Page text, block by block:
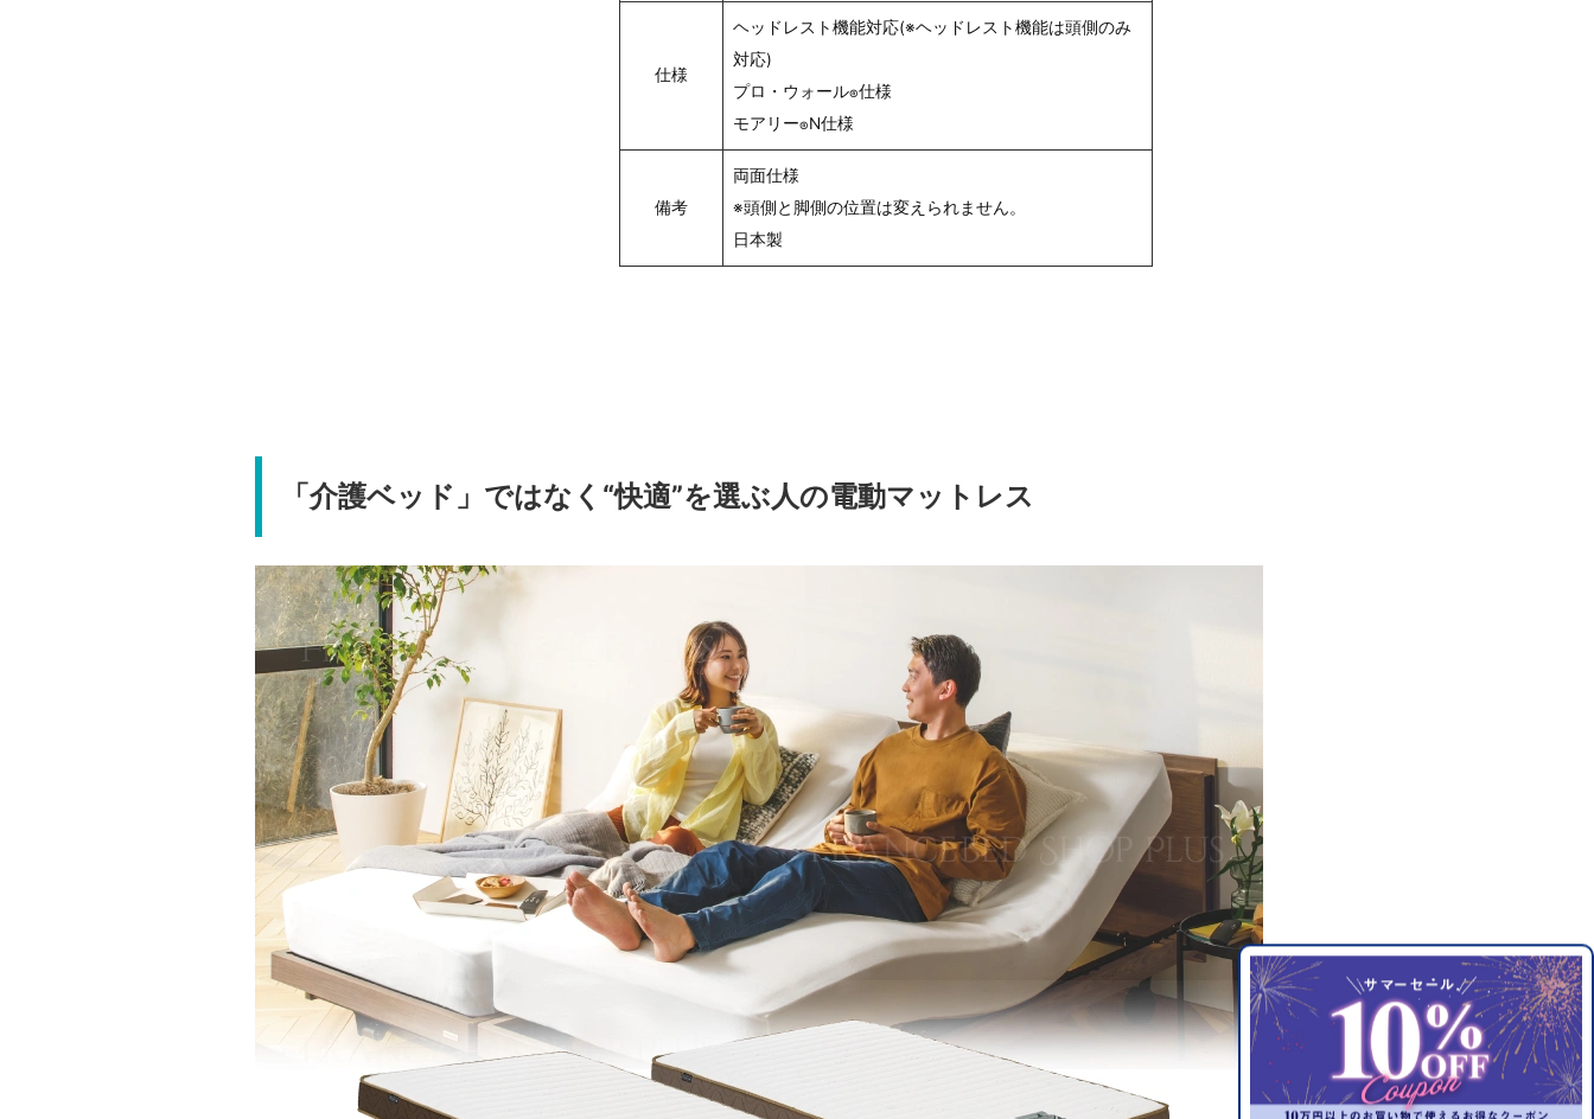
仕様
ヘッドレスト機能対応(※ヘッドレスト機能は頭側のみ
対応)
プロ・ウォール®仕様
モアリー®N仕様
備考
両面仕様
※頭側と脚側の位置は変えられません。
日本製
「介護ベッド」ではなく“快適”を選ぶ人の電動マットレス